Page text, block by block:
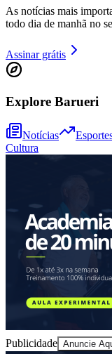
Vitória
As notícias mais
todo dia de manhã no
Assinar grátis
Explore Barueri
Notícias
Cultura
Publicidade Anuncie